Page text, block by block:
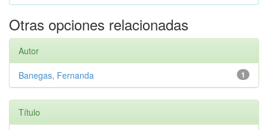
Otras opciones relacionadas
Autor
1
Banegas, Fernanda
Título